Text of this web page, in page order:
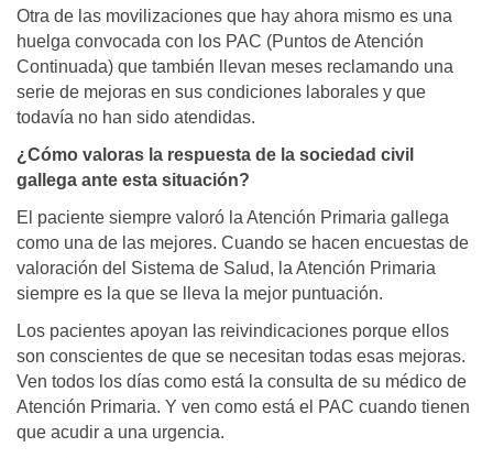
Otra de las movilizaciones que hay ahora mismo es una
huelga convocada con los PAC (Puntos de Atención
Continuada) que también llevan meses reclamando una
serie de mejoras en sus condiciones laborales y que
todavía no han sido atendidas.
¿Cómo valoras la respuesta de la sociedad civil
gallega ante esta situación?
El paciente siempre valoró la Atención Primaria gallega
como una de las mejores. Cuando se hacen encuestas de
valoración del Sistema de Salud, la Atención Primaria
siempre es la que se lleva la mejor puntuación.
Los pacientes apoyan las reivindicaciones porque ellos
son conscientes de que se necesitan todas esas mejoras.
Ven todos los días como está la consulta de su médico de
Atención Primaria. Y ven como está el PAC cuando tienen
que acudir a una urgencia.